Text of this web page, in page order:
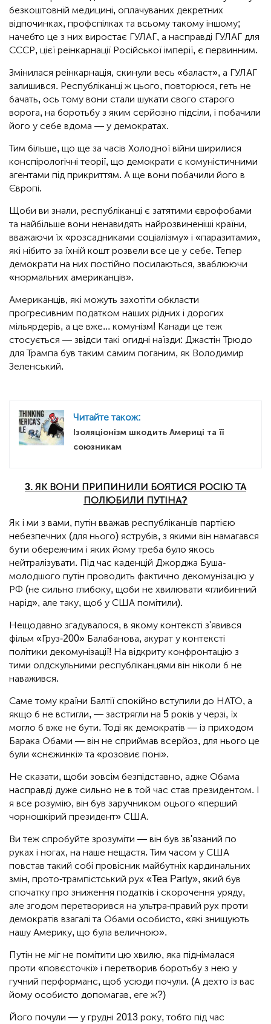
безкоштовній медицині, оплачуваних декретних
відпочинках, профспілках та всьому такому іншому;
начебто це з них виростає ГУЛАГ, а насправді ГУЛАГ для
СССР, цієї реінкарнації Російської імперії, є первинним.
Змінилася реінкарнація, скинули весь «баласт», а ГУЛАГ
залишився. Республіканці ж цього, повторюся, геть не
бачать, ось тому вони стали шукати свого старого
ворога, на боротьбу з яким серйозно підсіли, і побачили
його у себе вдома — у демократах.
Тим більше, що ще за часів Холодної війни ширилися
конспірологічні теорії, що демократи є комуністичними
агентами під прикриттям. А ще вони побачили його в
Європі.
Щоби ви знали, республіканці є затятими єврофобами
та найбільше вони ненавидять найрозвиненіші країни,
вважаючи їх «розсадниками соціалізму» і «паразитами»,
які нібито за їхній кошт розвели все це у себе. Тепер
демократи на них постійно посилаються, зваблюючи
«нормальних американців».
Американців, які можуть захотіти обкласти
прогресивним податком наших рідних і дорогих
мільярдерів, а це вже... комунізм! Канади це теж
стосується — звідси такі огидні наїзди: Джастін Трюдо
для Трампа був таким самим поганим, як Володимир
Зеленський.
Читайте також:
Ізоляціонізм шкодить Америці та її
союзникам
3. ЯК ВОНИ ПРИПИНИЛИ БОЯТИСЯ РОСІЮ ТА
ПОЛЮБИЛИ ПУТІНА?
Як і ми з вами, путін вважав республіканців партією
небезпечних (для нього) яструбів, з якими він намагався
бути обережним і яких йому треба було якось
нейтралізувати. Під час каденцій Джорджа Буша-
молодшого путін проводить фактично декомунізацію у
РФ (не сильно глибоку, щоби не хвилювати «глибинний
нарід», але таку, щоб у США помітили).
Нещодавно згадувалося, в якому контексті з'явився
фільм «Груз-200» Балабанова, акурат у контексті
політики декомунізації! На відкриту конфронтацію з
тими олдскульними республіканцями він ніколи б не
наважився.
Саме тому країни Балтії спокійно вступили до НАТО, а
якщо б не встигли, — застрягли на 5 років у черзі, їх
могло б вже не бути. Тоді як демократів — із приходом
Барака Обами — він не сприймав всерйоз, для нього це
були «снєжинкі» та «розовиє поні».
Не сказати, щоби зовсім безпідставно, адже Обама
насправді дуже сильно не в той час став президентом. І
я все розумію, він був заручником оцього «перший
чорношкірий президент» США.
Ви теж спробуйте зрозуміти — він був зв'язаний по
руках і ногах, на наше нещастя. Тим часом у США
повстав такий собі провісник майбутніх кардинальних
змін, прото-трампістський рух «Tea Party», який був
спочатку про зниження податків і скорочення уряду,
але згодом перетворився на ультра-правий рух проти
демократів взагалі та Обами особисто, «які знищують
нашу Америку, що була величною».
Путін не міг не помітити цю хвилю, яка піднімалася
проти «повєсточкі» і перетворив боротьбу з нею у
гучний перформанс, щоб усюди почули. (А дехто із вас
йому особисто допомагав, еге ж?)
Його почули — у грудні 2013 року, тобто під час